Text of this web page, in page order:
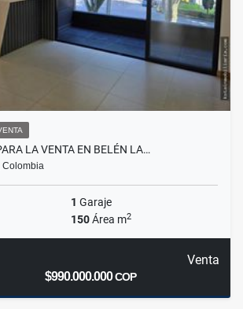
LA VENTA EN BELÉN LA…
Colombia
1 Garaje
150Área m2
Venta
$990.000.000COP